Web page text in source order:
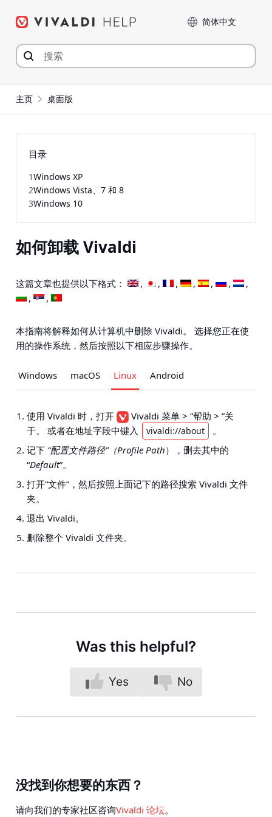
Language
主页 桌面版
如何卸载 Vivaldi
这篇文章也提供以下格式：
本指南将解释如何从计算机中删除 Vivaldi。 选择您正在使
用的操作系统，然后按照以下相应步骤操作。
Windows macOS Linux Android
使用 Vivaldi 时，打开
Vivaldi 菜单 > “帮助 > ”关
于。 或者在地址字段中键入 vivaldi://about
。
记下 “配置文件路径”（Profile Path），删去其中的
“Default”。
打开“文件”，然后按照上面记下的路径搜索 Vivaldi 文件
夹。
退出 Vivaldi。
删除整个 Vivaldi 文件夹。
Was this helpful?
Yes No
目录
1Windows XP
2Windows Vista、7 和 8
3Windows 10
没找到你想要的东西？
请向我们的专家社区咨询Vivaldi 论坛。